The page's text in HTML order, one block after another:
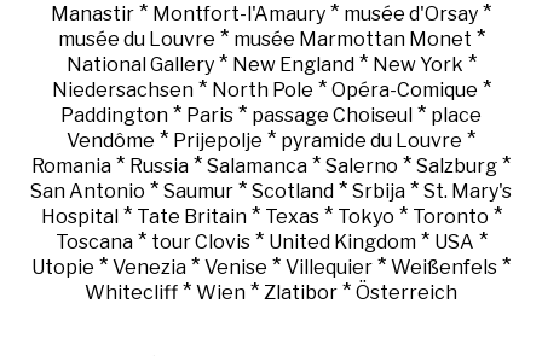
Manastir * Montfort-l'Amaury * musée d'Orsay *
musée du Louvre * musée Marmottan Monet *
National Gallery* New England* New York *
Niedersachsen* North Pole * Opéra-Comique *
Paddington * Paris * passage Choiseul * place
Vendôme * Prijepolje * pyramide du Louvre *
Romania * Russia * Salamanca * Salerno * Salzburg *
San Antonio * Saumur * Scotland * Srbija * St. Mary's
Hospital* Tate Britain* Texas* Tokyo * Toronto *
Toscana* tour Clovis* United Kingdom* USA *
Utopie * Venezia * Venise * Villequier * Weißenfels *
Whitecliff * Wien * Zlatibor * Österreich